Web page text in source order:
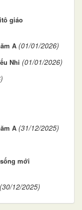
giáo
A (01/01/2026)
Nhi (01/01/2026)
A (31/12/2025)
mới
(30/12/2025)